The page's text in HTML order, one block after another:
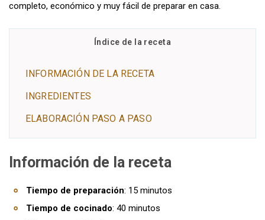
completo, económico y muy fácil de preparar en casa.
Índice de la receta
INFORMACIÓN DE LA RECETA
INGREDIENTES
ELABORACIÓN PASO A PASO
Información de la receta
Tiempo de preparación: 15 minutos
Tiempo de cocinado: 40 minutos